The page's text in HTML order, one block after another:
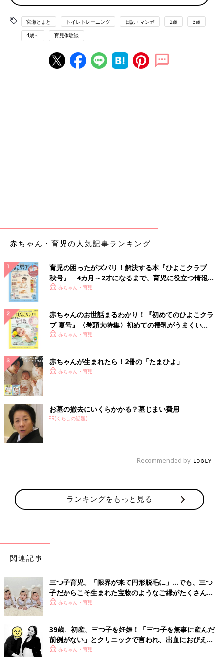
宮瀬とまと トイレトレーニング 日記・マンガ 2歳 3歳
4歳～ 育児体験談
赤ちゃん・育児の人気記事ランキング
育児の困ったがズバリ！解決する本『ひよこクラブ
秋号』 4カ月～2才になるまで、育児に役立つ情報が
いっぱい！
赤ちゃん・育児
赤ちゃんのお世話まるわかり！『初めてのひよこクラ
ブ 夏号』〈巻頭大特集〉初めての授乳がうまくい
く！ おっぱい・ミルクの基本と夏のトラブル 解決テ
赤ちゃん・育児
赤ちゃんが生まれたら！2冊の「たまひよ」
赤ちゃん・育児
お墓の撤去にいくらかかる？墓じまい費用
PR(くらしの話題)
Recommended by
ランキングをもっと見る
関連記事
三つ子育児。「限界が来て円形脱毛に」…でも、三つ
子だからこそ生まれた宝物のようなご縁がたくさん！
【体験談】
赤ちゃん・育児
39歳、初産、三つ子を妊娠！「三つ子を無事に産んだ
前例がない」とクリニックで言われ、出血におびえる
日々…【桑子英里アナ・インタビュー】
赤ちゃん・育児